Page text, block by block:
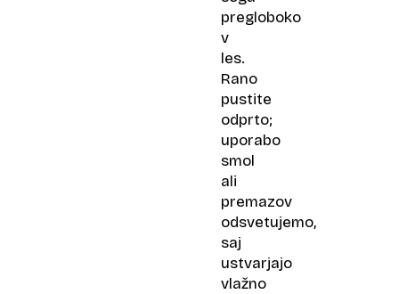
pregloboko
v
les.
Rano
pustite
odprto;
uporabo
smol
ali
premazov
odsvetujemo,
saj
ustvarjajo
vlažno